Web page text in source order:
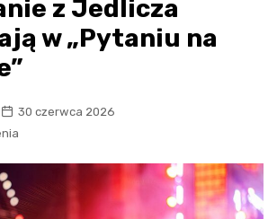
z Jedlicza
w „Pytaniu na
30 czerwca 2026